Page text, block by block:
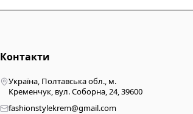
Контакти
Україна, Полтавська обл., м.
Кременчук, вул. Соборна, 24, 39600
fashionstylekrem@gmail.com